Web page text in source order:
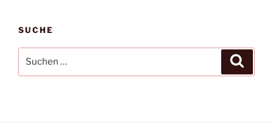
SUCHE
nach: